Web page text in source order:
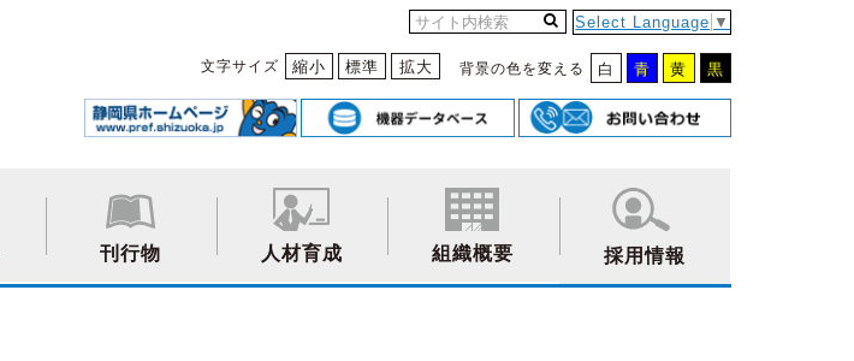
Select Language ▼
文字サイズ 縮小 標準 拡大 背景の色を変える 白 青 黄 黒
刊行物 人材育成 組織概要 採用情報